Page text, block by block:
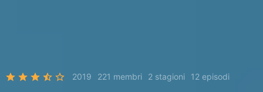
2019 221 membri 2 stagioni 12 episodi